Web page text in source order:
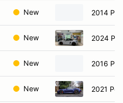
New 2014
New 2024
New 2016
New 2021